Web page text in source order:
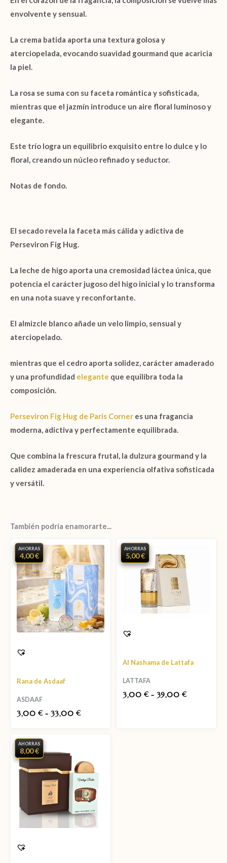
envolvente y sensual.
La crema batida aporta una textura golosa y
aterciopelada, evocando suavidad gourmand que acaricia
la piel.
La rosa se suma con su faceta romántica y sofisticada,
mientras que el jazmín introduce un aire floral luminoso y
elegante.
Este trío logra un equilibrio exquisito entre lo dulce y lo
floral, creando un núcleo refinado y seductor.
Notas de fondo.
El secado revela la faceta más cálida y adictiva de
Perseviron Fig Hug.
La leche de higo aporta una cremosidad láctea única, que
potencia el carácter jugoso del higo inicial y lo transforma
en una nota suave y reconfortante.
El almizcle blanco añade un velo limpio, sensual y
aterciopelado.
mientras que el cedro aporta solidez, carácter amaderado
y una profundidad elegante que equilibra toda la
composición.
Perseviron Fig Hug de Paris Corner es una fragancia
moderna, adictiva y perfectamente equilibrada.
Que combina la frescura frutal, la dulzura gourmand y la
calidez amaderada en una experiencia olfativa sofisticada
y versátil.
También podría enamorarte...
AHORRAS
4,00 €
Rana de Asdaaf
ASDAAF
3,00 € - 33,00 €
AHORRAS
5,00 €
Al Nashama de Lattafa
LATTAFA
3,00 € - 39,00 €
AHORRAS
8,00 €